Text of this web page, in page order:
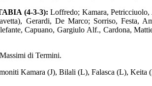
(4-3-3):Loffredo; Kamara,
Gerardi, De Marco; Sorriso, Festa,
Capuano, Gargiulo Alf., Cardona,
Massimi di Termini.
Kamara (J), Bilali (L), Falasca (L), Keita